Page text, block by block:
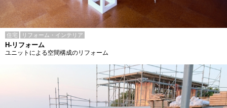
住宅 リフォーム・インテリア
H-リフォーム
ユニットによる空間構成のリフォーム